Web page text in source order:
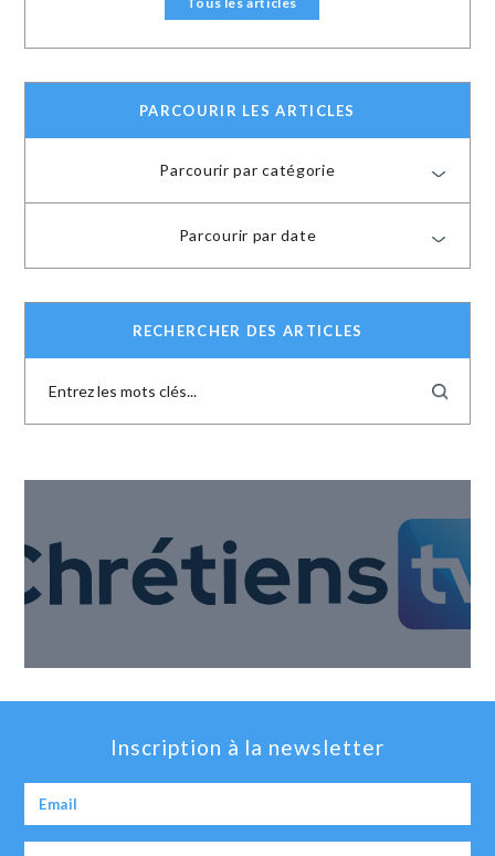
PARCOURIR LES ARTICLES
Parcourir par catégorie
Parcourir par date
RECHERCHER DES ARTICLES
Inscription à la newsletter